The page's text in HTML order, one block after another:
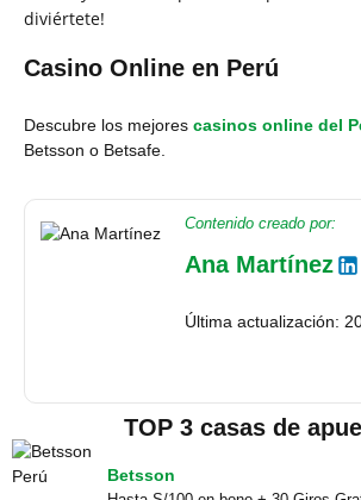
diviértete!
Casino Online en Perú
Descubre los mejores casinos online del
Betsson o Betsafe.
Contenido creado por:
Ana Martínez
Última actualización:
TOP 3 casas de
Betsson